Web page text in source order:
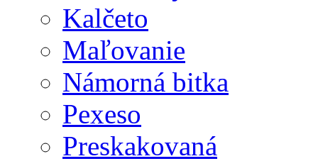
Kalčeto
Maľovanie
Námorná bitka
Pexeso
Preskakovaná